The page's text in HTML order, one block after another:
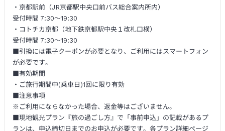
・京都駅前（JR京都駅中央口前バス総合案内所内）
受付時間 7:30～19:30
・コトチカ京都（地下鉄京都駅中央１改札口横）
受付時間 7:30～19:30
■引換には電子クーポンが必要となり、ご利用にはスマートフォン
が必要です。
■有効期間
・ご旅行期間中(乗車日)1回に限り有効
■注意事項
※ご利用にならなかった場合、返金等はございません。
■現地観光プラン『旅の過ごし方』で「事前申込」の記載があるプ
ランは、申込締切日までのお申込が必要です。各プラン詳細ページ